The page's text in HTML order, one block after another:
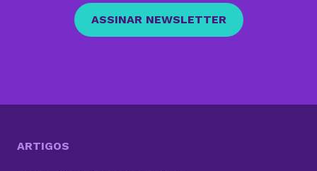
ASSINAR NEWSLETTER
ARTIGOS